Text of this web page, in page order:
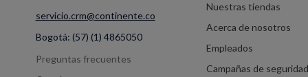
servicio.crm@continente.co
Bogotá: (57) (1) 4865050
Preguntas frecuentes
Nuestras tiendas
Acerca de nosotros
Empleados
Campañas de seguridad